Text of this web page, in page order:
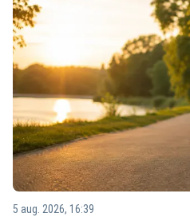
5 aug. 2026, 16:39